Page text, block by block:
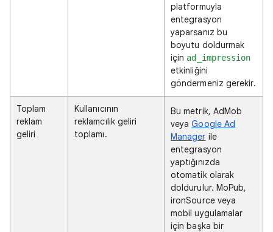
platformuyla
entegrasyon
yaparsanız bu
boyutu doldurmak
için ad_impression
etkinliğini
göndermeniz gerekir.
Toplam
reklam
geliri
Kullanıcının
reklamcılık geliri
toplamı.
Bu metrik, AdMob
veyaGoogle Ad
Manager ile
entegrasyon
yaptığınızda
otomatik olarak
doldurulur. MoPub,
ironSource veya
mobil uygulamalar
için başka bir